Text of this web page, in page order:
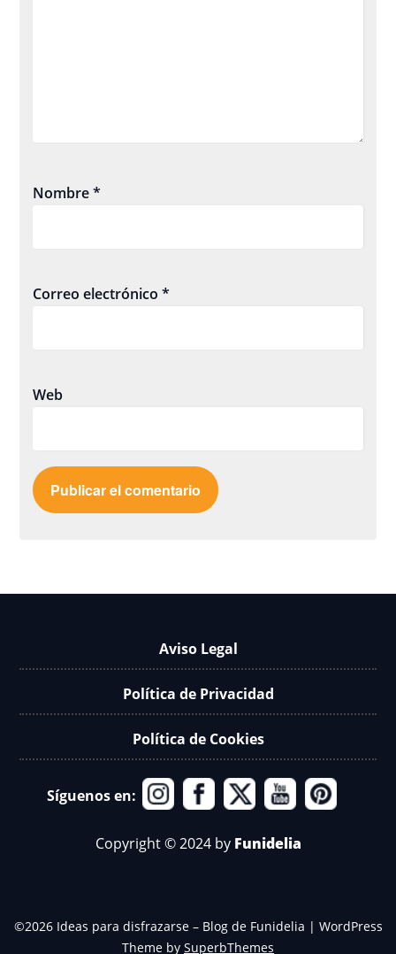
Nombre*
Correo electrónico*
Web
Aviso Legal
Política de Privacidad
Política de Cookies
Síguenos en:
Copyright © 2024 by Funidelia
©2026 Ideas para disfrazarse – Blog de Funidelia | WordPress
Theme by SuperbThemes